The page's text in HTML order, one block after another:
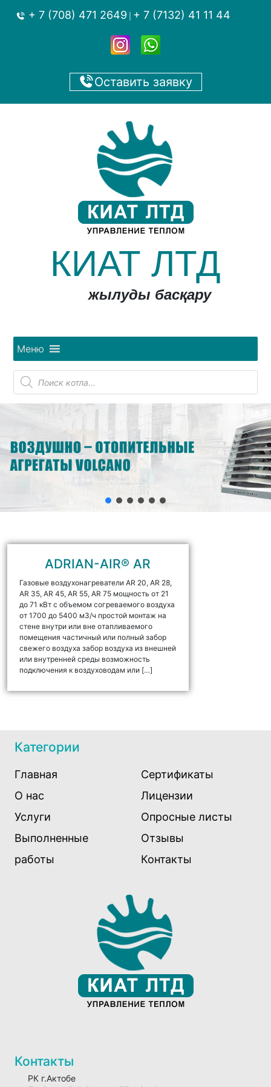
+ 7 (708) 471 2649 + 7 (7132) 41 11 44
Оставить заявку
КИАТ ЛТД
жылуды басқару
Меню
Поиск
товаров
ADRIAN-AIR® AR
Газовые воздухонагреватели AR 20, AR 28,
AR 35, AR 45, AR 55, AR 75 мощность от 21
до 71 кВт с объемом согреваемого воздуха
от 1700 до 5400 м3/ч простой монтаж на
стене внутри или вне отапливаемого
помещения частичный или полный забор
свежего воздуха забор воздуха из внешней
или внутренней среды возможность
подключения к воздуховодам или […]
Категории
Главная
О нас
Услуги
Выполненные
работы
Сертификаты
Лицензии
Опросные листы
Отзывы
Контакты
Контакты
РК г.Актобе